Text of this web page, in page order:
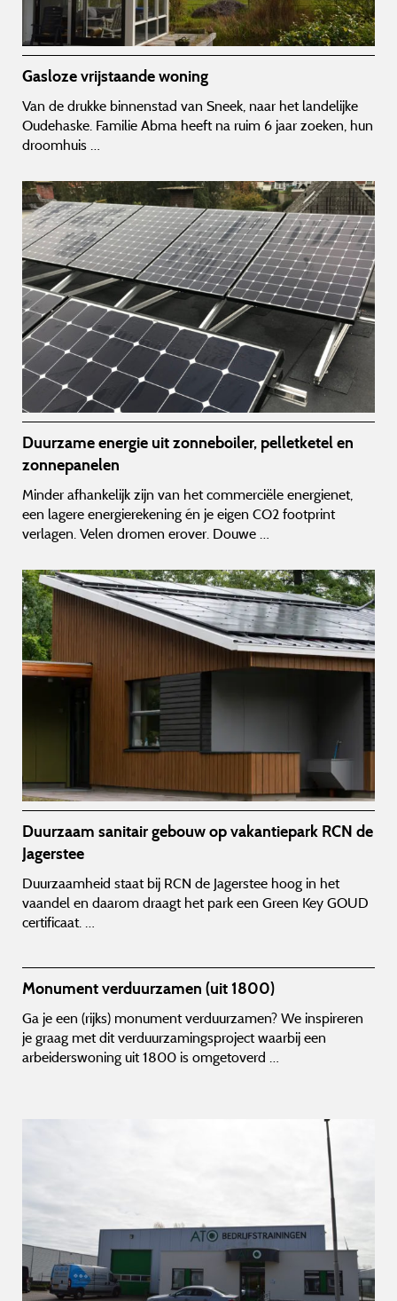
Gasloze vrijstaande woning
Van de drukke binnenstad van Sneek, naar het landelijke
Oudehaske. Familie Abma heeft na ruim 6 jaar zoeken, hun
droomhuis …
Duurzame energie uit zonneboiler, pelletketel en
zonnepanelen
Minder afhankelijk zijn van het commerciële energienet,
een lagere energierekening én je eigen CO2 footprint
verlagen. Velen dromen erover. Douwe …
Duurzaam sanitair gebouw op vakantiepark RCN de
Jagerstee
Duurzaamheid staat bij RCN de Jagerstee hoog in het
vaandel en daarom draagt het park een Green Key GOUD
certificaat. …
Monument verduurzamen (uit 1800)
Ga je een (rijks) monument verduurzamen? We inspireren
je graag met dit verduurzamingsproject waarbij een
arbeiderswoning uit 1800 is omgetoverd …